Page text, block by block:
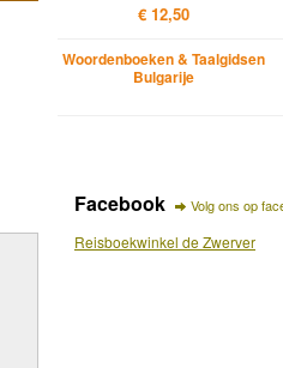
€ 12,50
Woordenboeken & Taalgidsen
Bulgarije
Facebook Volg ons op
Reisboekwinkel de Zwerver